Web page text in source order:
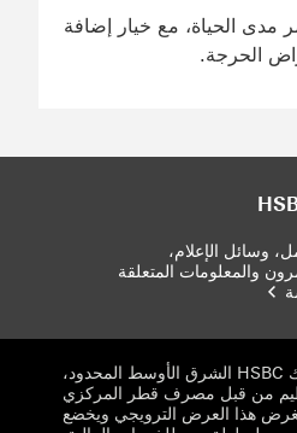
مدى الحياة، مع خيار إضافة
الحرجة.
وسائل الإعلام،
والمعلومات المتعلقة
مجموعة HSBC | حقوق النشر 2026 محفوظة لبنك HSBC الشرق الأوسط المحدود،
للتنظيم من قبل مصرف قطر المركزي
هذا العرض الترويجي ويخضع